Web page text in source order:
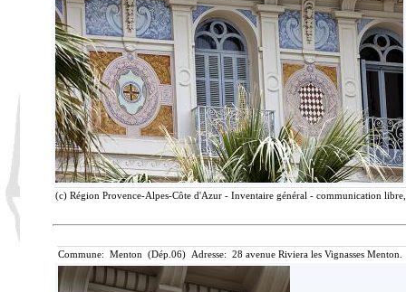
(c) Région Provence-Alpes-Côte d'Azur - Inventaire général - communication
Commune: Menton (Dép.06) Adresse: 28 avenue Riviera les Vignasses